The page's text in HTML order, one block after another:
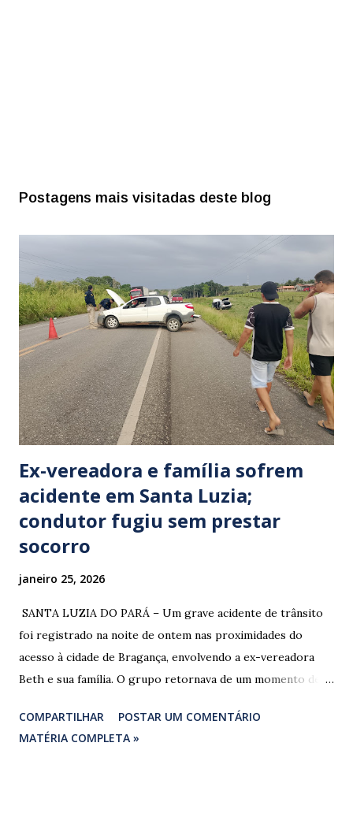
Postagens mais visitadas deste blog
Ex-vereadora e família sofrem
acidente em Santa Luzia;
condutor fugiu sem prestar
socorro
janeiro 25, 2026
​ SANTA LUZIA DO PARÁ – Um grave acidente de trânsito
foi registrado na noite de ontem nas proximidades do
acesso à cidade de Bragança, envolvendo a ex-vereadora
Beth e sua família. O grupo retornava de um momento de
vereadora e irmão dos ex-vereadores de Bragança, Mauro
Rodrigues e Zeca Rodrigues , estava voltando do
COMPARTILHAR
POSTAR UM COMENTÁRIO
MATÉRIA COMPLETA »